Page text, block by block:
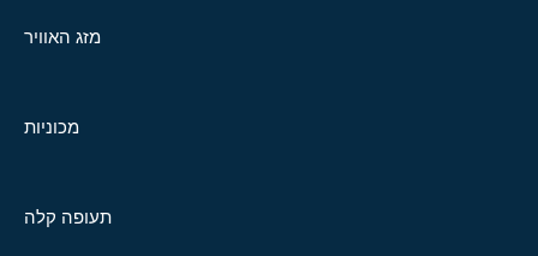
מזג האוויר
מכוניות
תעופה קלה